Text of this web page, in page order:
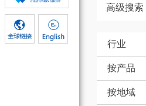
高级搜索
行业
按产品
按地域